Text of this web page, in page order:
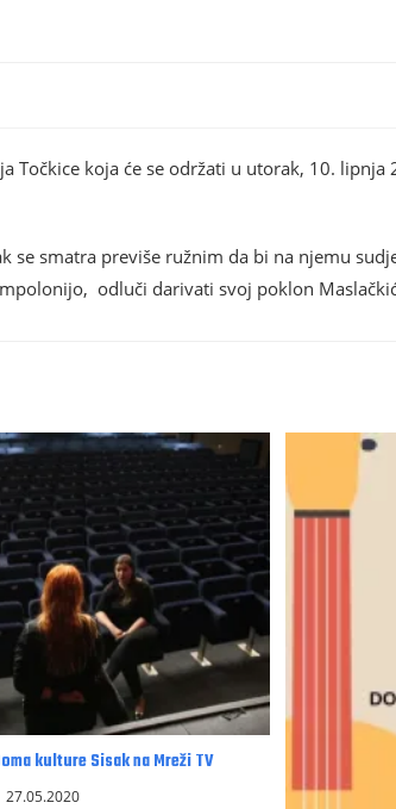
Točkice koja će se održati u utorak, 10.
smatra previše ružnim da bi na njemu
odluči darivati svoj poklon
kulture Sisak na Mreži TV
27.05.2020